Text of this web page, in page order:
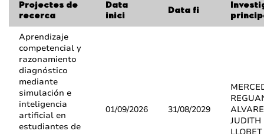
Projectes de
recerca
Data
inici
Data fi
Aprendizaje
competencial y
razonamiento
diagnóstico
mediante
simulación e
inteligencia
artificial en
estudiantes de
01/09/2026 31/08/2029
JUDITH